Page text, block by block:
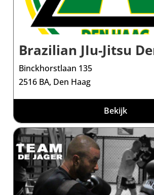
Brazilian JIu-Jitsu
Binckhorstlaan 135
2516 BA, Den Haag
Bekijk